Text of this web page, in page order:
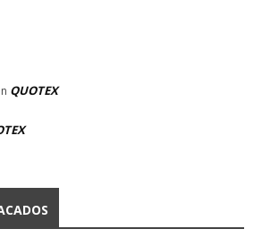
QUOTEX